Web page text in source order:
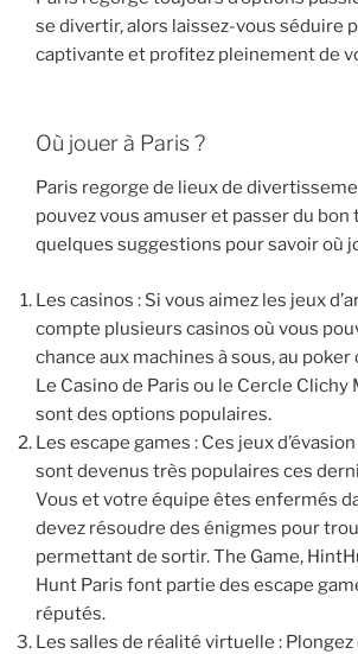
se divertir, alors laissez-vous séduire
captivante et profitez pleinement de
Où jouer à Paris ?
Paris regorge de lieux de
pouvez vous amuser et passer du bon
quelques suggestions pour savoir où
Les casinos : Si vous aimez les jeux
compte plusieurs casinos où vous
chance aux machines à sous, au
Le Casino de Paris ou le Cercle
sont des options populaires.
Les escape games : Ces jeux
sont devenus très populaires ces
Vous et votre équipe êtes enfermés
devez résoudre des énigmes pour
permettant de sortir. The Game,
Hunt Paris font partie des escape
réputés.
Les salles de réalité virtuelle : Plongez